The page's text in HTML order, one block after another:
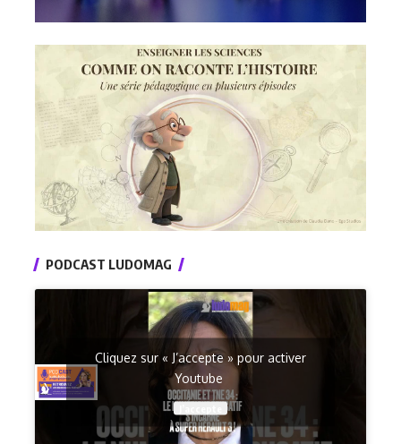
PODCAST LUDOMAG
Cliquez sur « J’accepte » pour activer
Youtube